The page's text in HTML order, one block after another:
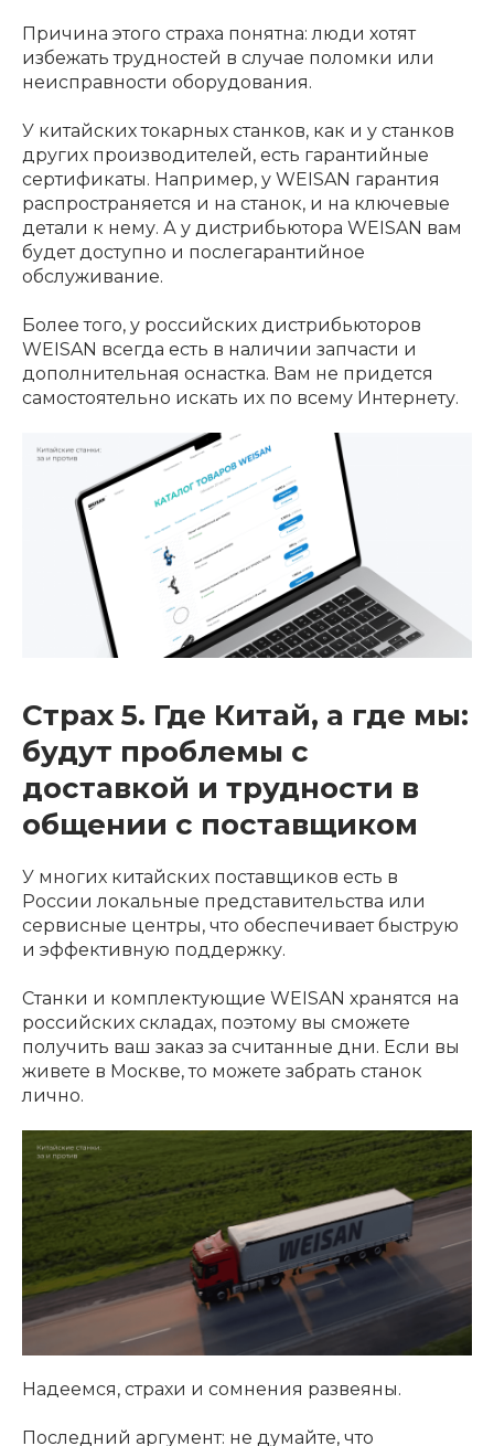
Причина этого страха понятна: люди хотят
избежать трудностей в случае поломки или
неисправности оборудования.
У китайских токарных станков, как и у станков
других производителей, есть гарантийные
сертификаты. Например, у WEISAN гарантия
распространяется и на станок, и на ключевые
детали к нему. А у дистрибьютора WEISAN вам
будет доступно и послегарантийное
обслуживание.
Более того, у российских дистрибьюторов
WEISAN всегда есть в наличии запчасти и
дополнительная оснастка. Вам не придется
самостоятельно искать их по всему Интернету.
Страх 5. Где Китай, а где мы:
будут проблемы с
доставкой и трудности в
общении с поставщиком
У многих китайских поставщиков есть в
России локальные представительства или
сервисные центры, что обеспечивает быструю
и эффективную поддержку.
Станки и комплектующие WEISAN хранятся на
российских складах, поэтому вы сможете
получить ваш заказ за считанные дни. Если вы
живете в Москве, то можете забрать станок
лично.
Надеемся, страхи и сомнения развеяны.
Последний аргумент: не думайте, что